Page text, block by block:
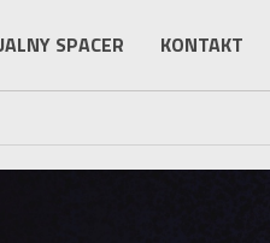
SPACER KONTAKT